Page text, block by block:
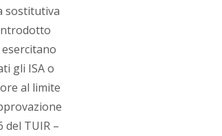
sostitutiva
esercitano
gli ISA o
al limite
del TUIR –